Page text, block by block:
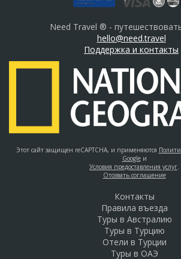
Need Travel ® -
hello@need.travel
Поддержка и контакты
Этот сайт защищен reCAPTCHA, и применяются
Googleи
Условия предоставления услуг.
Отозвать соглашение
Контакты
Правила въезда
Туры в Австралию
Туры в Турцию
Отели в Турции
Туры в ОАЭ